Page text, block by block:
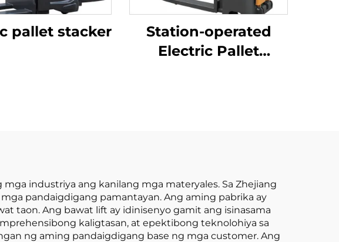
pallet stacker
Station-operated
Electric Pallet
industriya ang kanilang mga materyales. Sa Zhejiang
pandaigdigang pamantayan. Ang aming pabrika ay
taon. Ang bawat lift ay idinisenyo gamit ang isinasama
kaligtasan, at epektibong teknolohiya sa
ng aming pandaigdigang base ng mga customer. Ang